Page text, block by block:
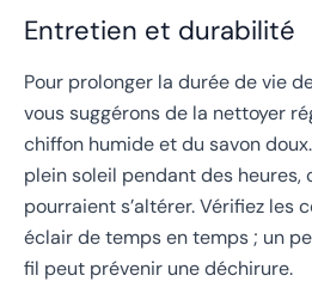
Entretien et durabilité
Pour prolonger la durée de vie
vous suggérons de la nettoyer
chiffon humide et du savon
plein soleil pendant des heures,
pourraient s’altérer. Vérifiez les
éclair de temps en temps ; un
fil peut prévenir une déchirure.